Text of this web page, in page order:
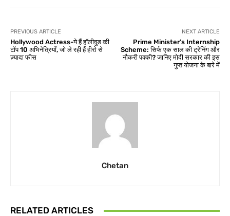
PREVIOUS ARTICLE
Hollywood Actress-ये हैं हॉलीवुड की
टॉप 10 अभिनेत्रियाँ, जो ले रही हैं हीरो से
ज़्यादा फीस
NEXT ARTICLE
Prime Minister’s Internship
Scheme: सिर्फ एक साल की ट्रेनिंग और
नौकरी पक्की? जानिए मोदी सरकार की इस
गुप्त योजना के बारे में
Chetan
RELATED ARTICLES